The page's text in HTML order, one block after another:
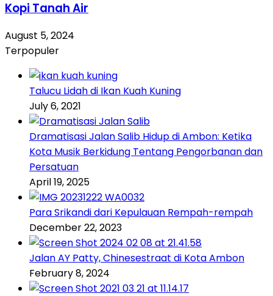
Kopi Tanah Air
August 5, 2024
Terpopuler
Talucu Lidah di Ikan Kuah Kuning
July 6, 2021
Dramatisasi Jalan Salib Hidup di Ambon: Ketika
Kota Musik Berkidung Tentang Pengorbanan dan
Persatuan
April 19, 2025
Para Srikandi dari Kepulauan Rempah-rempah
December 22, 2023
Jalan AY Patty, Chinesestraat di Kota Ambon
February 8, 2024